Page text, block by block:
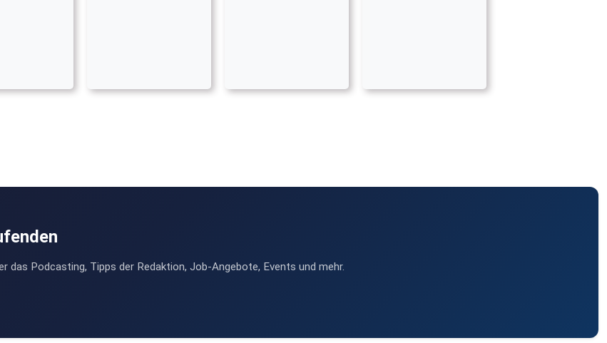
Podcasting, Tipps der Redaktion, Job-Angebote, Events und mehr.